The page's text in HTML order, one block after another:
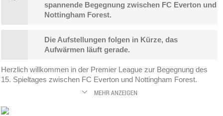
spannende Begegnung zwischen FC Everton und
Nottingham Forest.
Die Aufstellungen folgen in Kürze, das
Aufwärmen läuft gerade.
Herzlich willkommen in der Premier League zur Begegnung des
15. Spieltages zwischen FC Everton und Nottingham Forest.